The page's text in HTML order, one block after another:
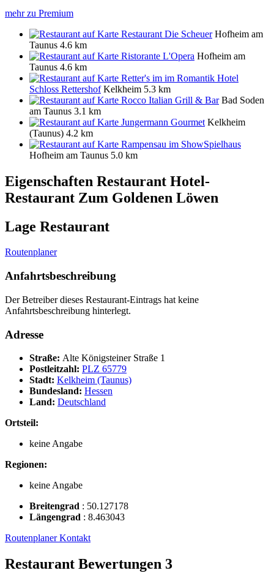
mehr zu Premium
Restaurant Die Scheuer Hofheim am
Taunus 4.6 km
Ristorante L'Opera Hofheim am
Taunus 4.6 km
Retter's im im Romantik Hotel
Schloss Rettershof Kelkheim 5.3 km
Rocco Italian Grill & Bar Bad Soden
am Taunus 3.1 km
Jungermann Gourmet Kelkheim
(Taunus) 4.2 km
Rampensau im ShowSpielhaus
Hofheim am Taunus 5.0 km
Eigenschaften Restaurant Hotel-
Restaurant Zum Goldenen Löwen
Lage Restaurant
Routenplaner
Anfahrtsbeschreibung
Der Betreiber dieses Restaurant-Eintrags hat keine
Anfahrtsbeschreibung hinterlegt.
Adresse
Straße: Alte Königsteiner Straße 1
Postleitzahl: PLZ 65779
Stadt: Kelkheim (Taunus)
Bundesland: Hessen
Land: Deutschland
Ortsteil:
keine Angabe
Regionen:
keine Angabe
Breitengrad : 50.127178
Längengrad : 8.463043
RoutenplanerKontakt
Restaurant Bewertungen 3